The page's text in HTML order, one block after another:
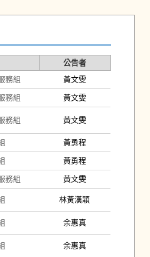
公告者
務組 黃文雯
務組 黃文雯
務組 黃文雯
黃勇程
黃勇程
務組 黃文雯
林黃漢穎
余惠真
余惠真